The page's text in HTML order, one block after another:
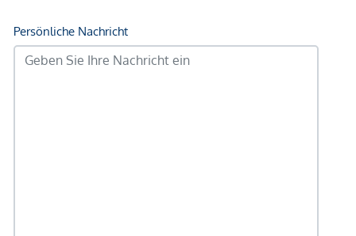
*Der Vertrag kommt nicht mit der INFINA Credit Broker
GmbH zustande. Das Objekt wird von einem externen